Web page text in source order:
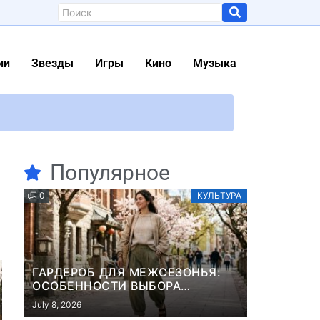
Звезды Игры Кино Музыка
анонс Classic Plus
и опустошили игровые меню
Популярное
0 КУЛЬТУРА
ГАРДЕРОБ ДЛЯ МЕЖСЕЗОНЬЯ:
ОСОБЕННОСТИ ВЫБОРА
ДЕМИСЕЗОННОЙ ПАРКИ И
ЭЛЕГАНТНОГО ЖЕНСКОГО
July 8, 2026